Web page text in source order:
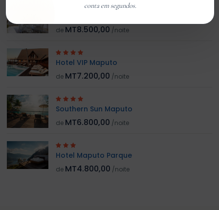
de MT8.500,00 /noite
Hotel VIP Maputo
de MT7.200,00 /noite
Southern Sun Maputo
de MT6.800,00 /noite
Hotel Maputo Parque
de MT4.800,00 /noite
conta em segundos.